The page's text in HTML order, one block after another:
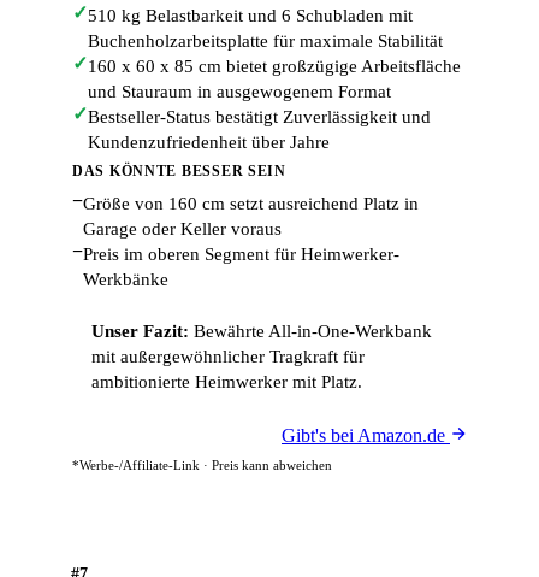
✓510 kg Belastbarkeit und 6 Schubladen mit
Buchenholzarbeitsplatte für maximale Stabilität
✓160 x 60 x 85 cm bietet großzügige Arbeitsfläche
und Stauraum in ausgewogenem Format
✓Bestseller-Status bestätigt Zuverlässigkeit und
Kundenzufriedenheit über Jahre
DAS KÖNNTE BESSER SEIN
−Größe von 160 cm setzt ausreichend Platz in
Garage oder Keller voraus
−Preis im oberen Segment für Heimwerker-
Werkbänke
Unser Fazit: Bewährte All-in-One-Werkbank
mit außergewöhnlicher Tragkraft für
ambitionierte Heimwerker mit Platz.
Gibt's bei Amazon.de
*Werbe-/Affiliate-Link · Preis kann abweichen